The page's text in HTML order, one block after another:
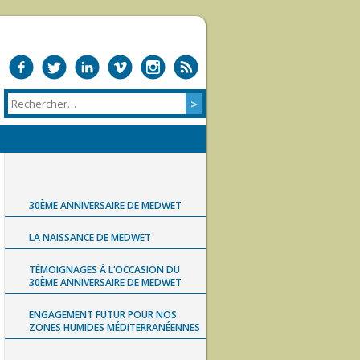
30ÈME ANNIVERSAIRE DE MEDWET
LA NAISSANCE DE MEDWET
TÉMOIGNAGES À L’OCCASION DU
30ÈME ANNIVERSAIRE DE MEDWET
ENGAGEMENT FUTUR POUR NOS
ZONES HUMIDES MÉDITERRANÉENNES